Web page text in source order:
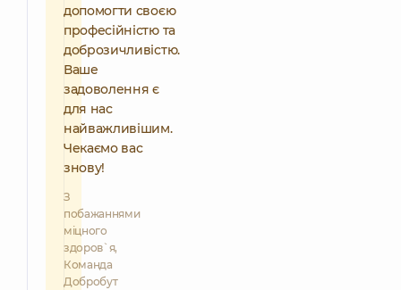
допомогти своєю
професійністю та
доброзичливістю.
Ваше
задоволення є
для нас
найважливішим.
Чекаємо вас
знову!
З
побажаннями
міцного
здоров`я,
Команда
Добробут